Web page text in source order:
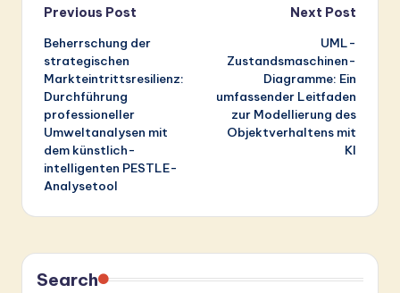
Post
navigation
Previous Post
Beherrschung der
strategischen
Markteintrittsresilienz:
Durchführung
professioneller
Umweltanalysen mit
dem künstlich-
intelligenten PESTLE-
Analysetool
Next Post
UML-
Zustandsmaschinen-
Diagramme: Ein
umfassender Leitfaden
zur Modellierung des
Objektverhaltens mit
KI
Search